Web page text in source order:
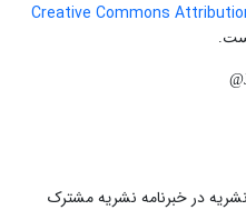
Creative Commons
در خبرنامه نشریه مشترک